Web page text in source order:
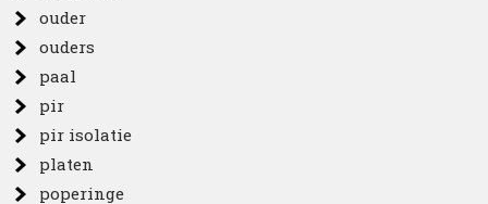
ouder
ouders
paal
pir
pir isolatie
platen
poperinge